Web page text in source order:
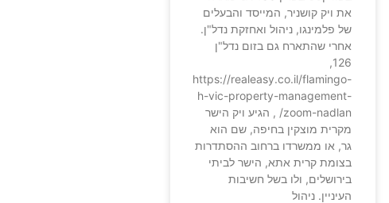
את ויק קושניר, המייסד והבעלים
של פלמינגו, ניהול ואחזקת נדל"ן.
אחרי שהתארח גם בזום נדל"ן
126,
https://realeasy.co.il/flamingo-
h-vic-property-management-
zoom-nadlan/ , הגיע ויק הישר
מקרית מוצקין בחיפה, שם הוא
גר, או ממשרדו ברחוב ההסתדרות
בצומת קרית אתא, הישר לביתי
בירושלים, ולו בשל חשיבות
העיניין. ניהול